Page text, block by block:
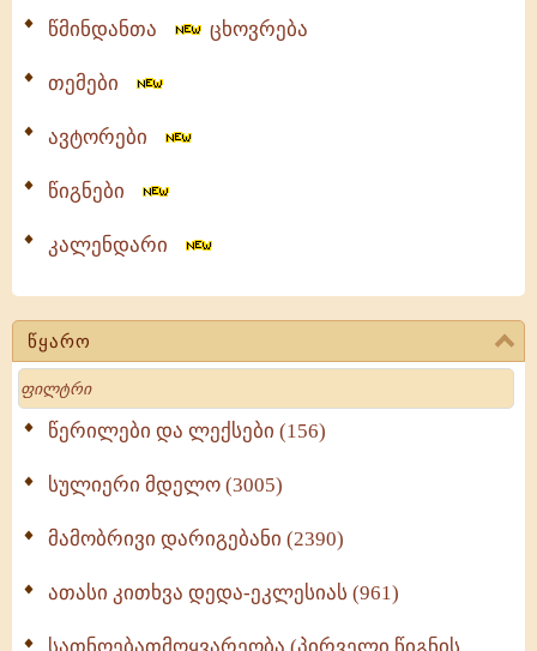
წმინდანთა ცხოვრება
თემები
ავტორები
წიგნები
კალენდარი
წყარო
Search
წერილები და ლექსები (156)
სულიერი მდელო (3005)
მამობრივი დარიგებანი (2390)
ათასი კითხვა დედა-ეკლესიას (961)